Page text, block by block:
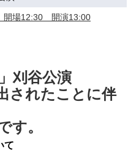
開場12:30 開演13:00
刈谷公演
されたことに伴
す。
て